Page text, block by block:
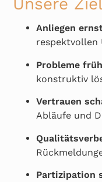
Anliegen
respektvollen
Probleme
konstruktiv
Vertrauen
Abläufe und
Partizipation